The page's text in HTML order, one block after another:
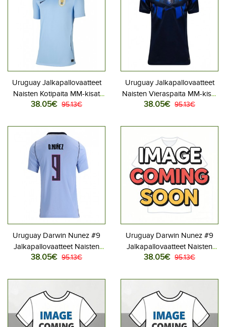
Uruguay Jalkapallovaatteet
Naisten Kotipaita MM-kisat
2026 Lyhythihainen
38.05€ 95.13€
Uruguay Jalkapallovaatteet
Naisten Vieraspaita MM-kisat
2026 Lyhythihainen
38.05€ 95.13€
Uruguay Darwin Nunez #9
Jalkapallovaatteet Naisten
Kotipaita MM-kisat 2026
38.05€ 95.13€
Uruguay Darwin Nunez #9
Jalkapallovaatteet Naisten
Vieraspaita MM-kisat 2026
38.05€ 95.13€